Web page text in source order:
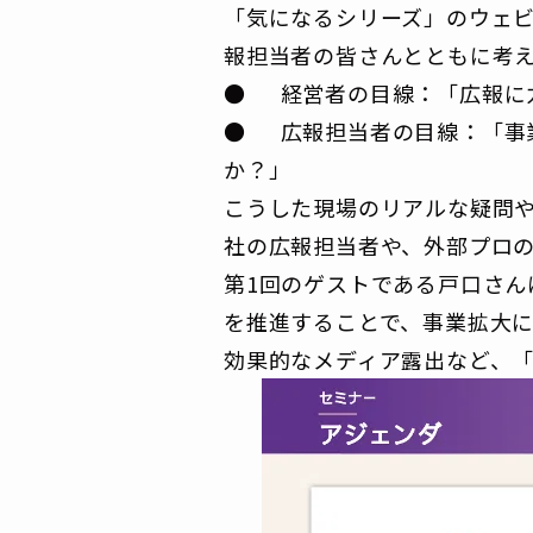
「気になるシリーズ」のウ
報担当者の皆さんとともに考
● 経営者の目線：「広報に
● 広報担当者の目線：「事
か？」
こうした現場のリアルな疑問
社の広報担当者や、外部プロ
第1回のゲストである戸口さ
を推進することで、事業拡大
効果的なメディア露出など、